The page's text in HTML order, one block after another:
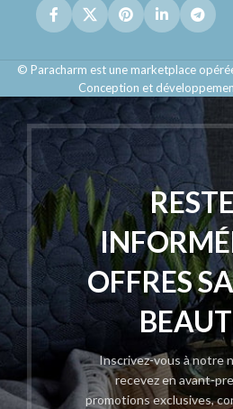
© Paracharm est une marketplace
Conception et
OFFRES
Inscrivez-vous à notre
recevez en avant-
promotions exclusives,